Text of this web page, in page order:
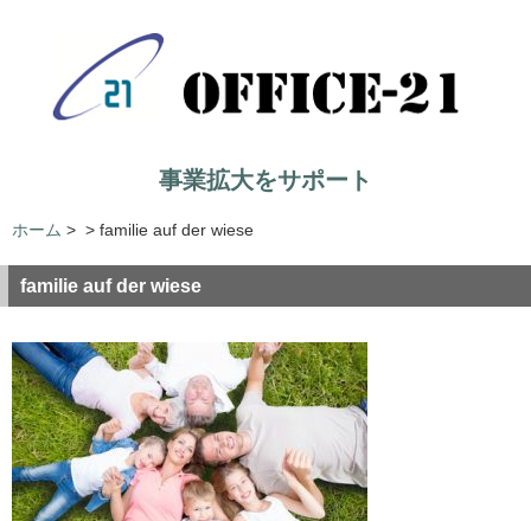
事業拡大をサポート
ホーム > > familie auf der wiese
familie auf der wiese